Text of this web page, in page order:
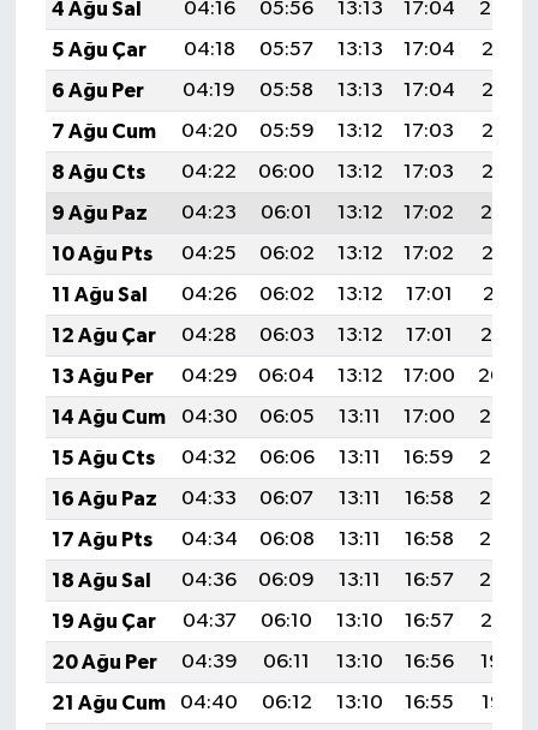
4 Ağu Sal
04:16 05:56 13:13 17:04
20:20
5 Ağu Çar
04:18 05:57 13:13 17:04
20:18
6 Ağu Per
04:19 05:58 13:13 17:04
20:17
7 Ağu Cum
04:20 05:59 13:12 17:03
20:16
8 Ağu Cts
04:22 06:00 13:12 17:03
20:15
9 Ağu Paz
04:23 06:01 13:12 17:02
20:14
10 Ağu Pts
04:25 06:02 13:12 17:02
20:13
11 Ağu Sal
04:26 06:02 13:12 17:01
20:11
12 Ağu Çar
04:28 06:03 13:12 17:01
20:10
13 Ağu Per
04:29 06:04 13:12 17:00
20:09
14 Ağu Cum
04:30 06:05 13:11 17:00
20:07
15 Ağu Cts
04:32 06:06 13:11 16:59
20:06
16 Ağu Paz
04:33 06:07 13:11 16:58
20:05
17 Ağu Pts
04:34 06:08 13:11 16:58
20:03
18 Ağu Sal
04:36 06:09 13:11 16:57
20:02
19 Ağu Çar
04:37 06:10 13:10 16:57
20:01
20 Ağu Per
04:39 06:11 13:10 16:56
19:59
21 Ağu Cum
04:40 06:12 13:10 16:55
19:58